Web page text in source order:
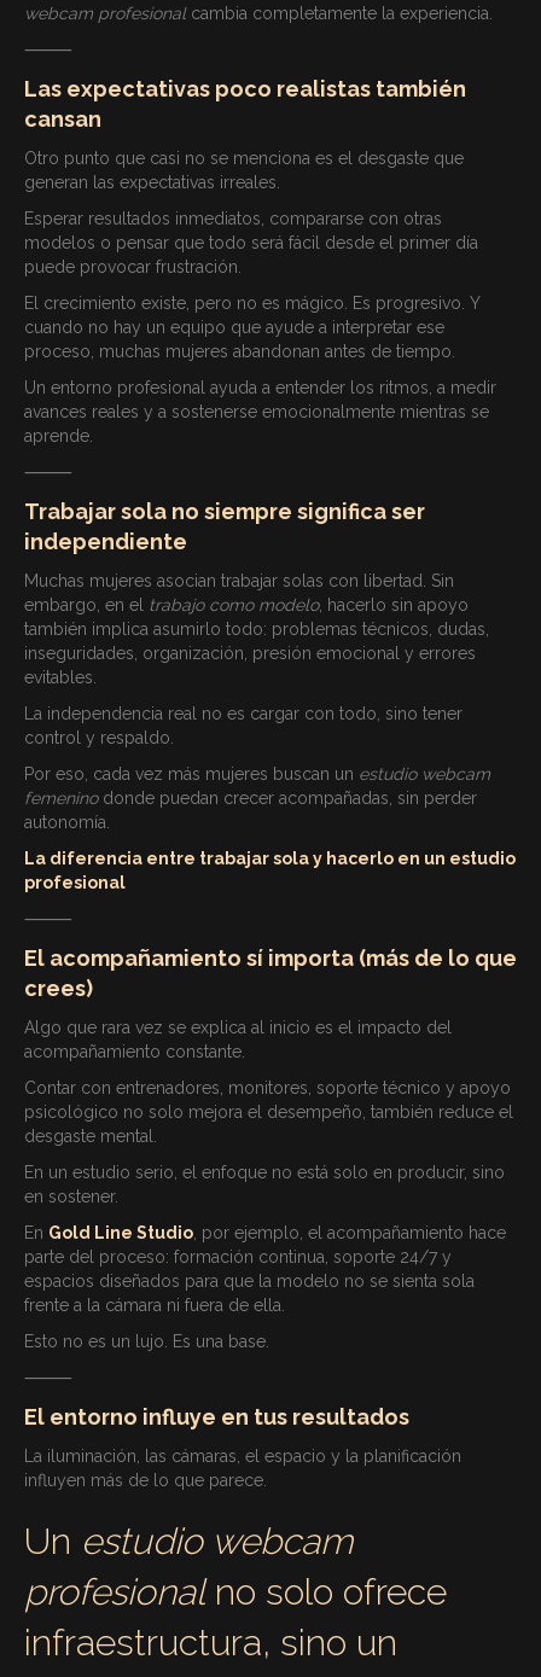
webcam profesionalcambia completamente la experiencia.
⸻
Las expectativas poco realistas también
cansan
Otro punto que casi no se menciona es el desgaste que
generan las expectativas irreales.
Esperar resultados inmediatos, compararse con otras
modelos o pensar que todo será fácil desde el primer día
puede provocar frustración.
El crecimiento existe, pero no es mágico. Es progresivo. Y
cuando no hay un equipo que ayude a interpretar ese
proceso, muchas mujeres abandonan antes de tiempo.
Un entorno profesional ayuda a entender los ritmos, a medir
avances reales y a sostenerse emocionalmente mientras se
aprende.
⸻
Trabajar sola no siempre significa ser
independiente
Muchas mujeres asocian trabajar solas con libertad. Sin
embargo, en el trabajo como modelo, hacerlo sin apoyo
también implica asumirlo todo: problemas técnicos, dudas,
inseguridades, organización, presión emocional y errores
evitables.
La independencia real no es cargar con todo, sino tener
control y respaldo.
Por eso, cada vez más mujeres buscan un estudio webcam
femeninodonde puedan crecer acompañadas, sin perder
autonomía.
La diferencia entre trabajar sola y hacerlo en un estudio
profesional
⸻
El acompañamiento sí importa (más de lo que
crees)
Algo que rara vez se explica al inicio es el impacto del
acompañamiento constante.
Contar con entrenadores, monitores, soporte técnico y apoyo
psicológico no solo mejora el desempeño, también reduce el
desgaste mental.
En un estudio serio, el enfoque no está solo en producir, sino
en sostener.
En Gold Line Studio , por ejemplo, el acompañamiento hace
parte del proceso: formación continua, soporte 24/7 y
espacios diseñados para que la modelo no se sienta sola
frente a la cámara ni fuera de ella.
Esto no es un lujo. Es una base.
⸻
El entorno influye en tus resultados
La iluminación, las cámaras, el espacio y la planificación
influyen más de lo que parece.
Un estudio webcam
profesionalno solo ofrece
infraestructura, sino un